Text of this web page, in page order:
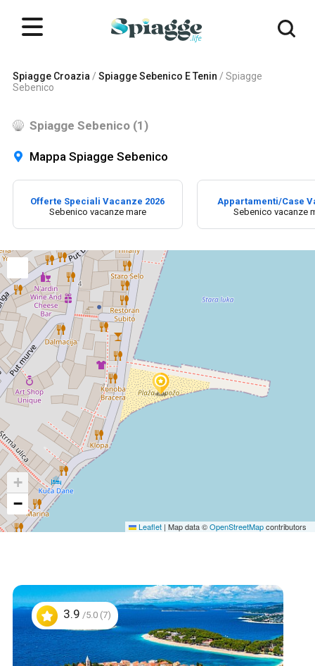
Spiagge Croazia / Spiagge Sebenico E Tenin / Spiagge
Sebenico
Spiagge Sebenico (1)
Mappa Spiagge Sebenico
Offerte Speciali Vacanze 2026
Sebenico vacanze mare
Appartamenti/Case
Sebenico vacanze
+
−
Leaflet | Map data ©OpenStreetMapcontributors
3.9 /5.0 (7)